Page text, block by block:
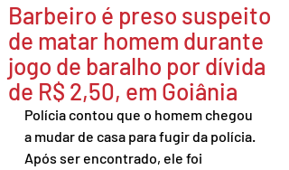
Barbeiro é preso suspeito
de matar homem durante
jogo de baralho por dívida
de R$ 2,50, em Goiânia
Polícia contou que o homem chegou
a mudar de casa para fugir da polícia.
Após ser encontrado, ele foi